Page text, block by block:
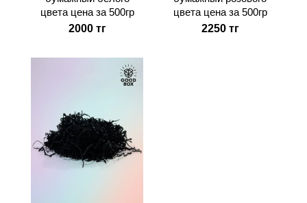
цвета цена за 500гр
2000 тг
цвета цена за 500гр
2250 тг